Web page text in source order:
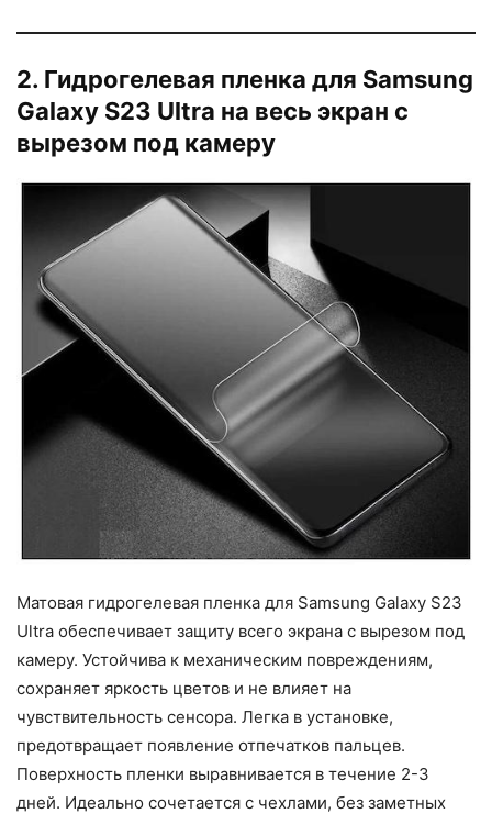
2. Гидрогелевая пленка для Samsung
Galaxy S23 Ultra на весь экран с
вырезом под камеру
Матовая гидрогелевая пленка для Samsung Galaxy S23
Ultra обеспечивает защиту всего экрана с вырезом под
камеру. Устойчива к механическим повреждениям,
сохраняет яркость цветов и не влияет на
чувствительность сенсора. Легка в установке,
предотвращает появление отпечатков пальцев.
Поверхность пленки выравнивается в течение 2-3
дней. Идеально сочетается с чехлами, без заметных